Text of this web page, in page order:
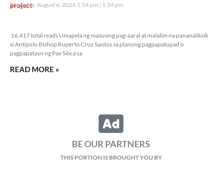
project
Thursday, August 6, 2026 1:54 pm 1:54 pm
16,417 total reads Umapela ng masusing pag-aaral at malalim na pananaliksik
si Antipolo Bishop Ruperto Cruz Santos sa planong pagpapatupad o
pagpapatayo ng Pax Silica sa
READ MORE »
BE OUR PARTNERS
THIS PORTION IS BROUGHT YOU BY